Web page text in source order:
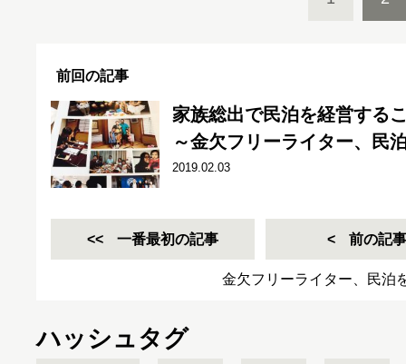
前回の記事
家族総出で民泊を経営する
～金欠フリーライター、民
2019.02.03
一番最初の記事 前の記事
金欠フリーライター、民泊
ハッシュタグ